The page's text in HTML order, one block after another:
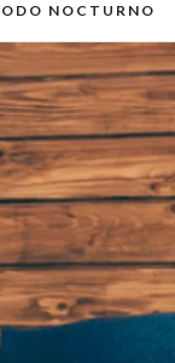
NOCTURNO